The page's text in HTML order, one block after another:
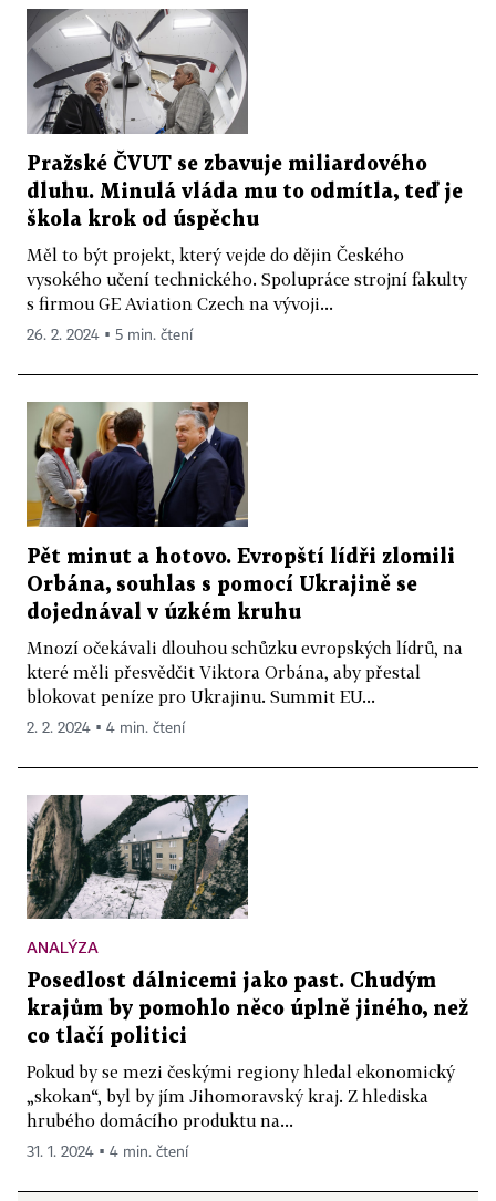
Pražské ČVUT se zbavuje miliardového
dluhu. Minulá vláda mu to odmítla, teď je
škola krok od úspěchu
Měl to být projekt, který vejde do dějin Českého
vysokého učení technického. Spolupráce strojní fakulty
s firmou GE Aviation Czech na vývoji...
26. 2. 2024 ▪ 5 min. čtení
Pět minut a hotovo. Evropští lídři zlomili
Orbána, souhlas s pomocí Ukrajině se
dojednával v úzkém kruhu
Mnozí očekávali dlouhou schůzku evropských lídrů, na
které měli přesvědčit Viktora Orbána, aby přestal
blokovat peníze pro Ukrajinu. Summit EU...
2. 2. 2024 ▪ 4 min. čtení
ANALÝZA
Posedlost dálnicemi jako past. Chudým
krajům by pomohlo něco úplně jiného, než
co tlačí politici
Pokud by se mezi českými regiony hledal ekonomický
„skokan“, byl by jím Jihomoravský kraj. Z hlediska
hrubého domácího produktu na...
31. 1. 2024 ▪ 4 min. čtení